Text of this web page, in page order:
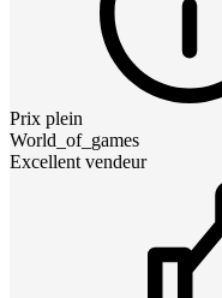
Prix plein
World_of_games
Excellent vendeur